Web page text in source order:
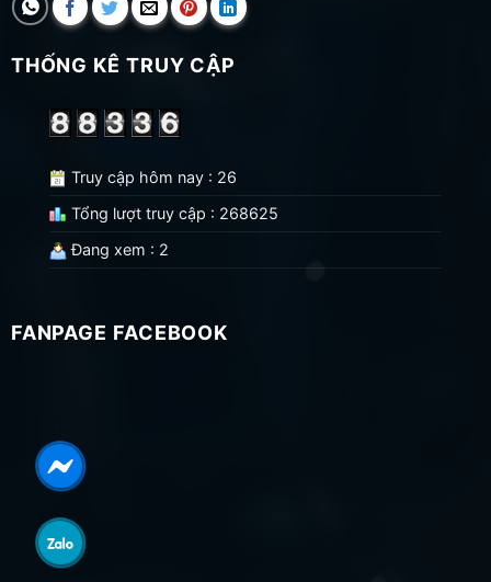
THỐNG KÊ TRUY CẬP
Truy cập hôm nay : 26
Tổng lượt truy cập : 268625
Đang xem : 2
FANPAGE FACEBOOK